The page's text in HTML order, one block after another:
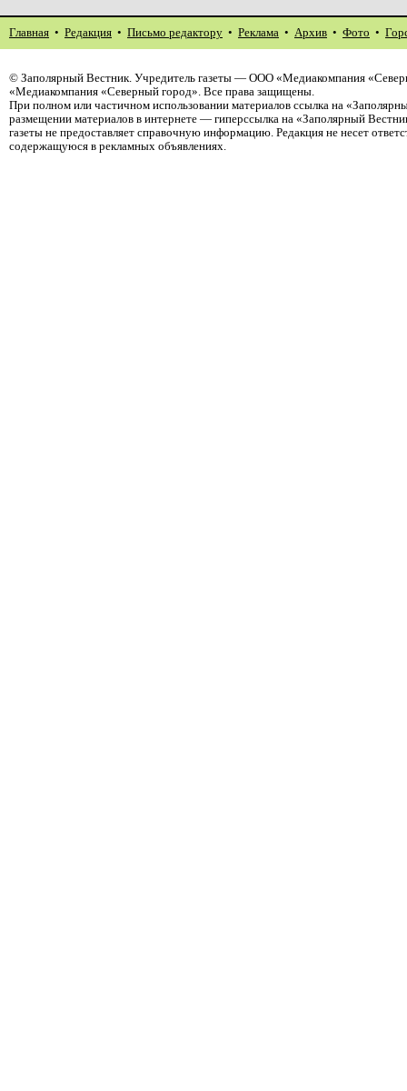
Главная • Редакция • Письмо редактору • Реклама • Архив • Фото •
© Заполярный Вестник. Учредитель газеты — ООО «Медиакомпания
«Медиакомпания «Северный город». Все права защищены.
При полном или частичном использовании материалов ссылка на
размещении материалов в интернете — гиперссылка на «Заполярный
газеты не предоставляет справочную информацию. Редакция не несет
содержащуюся в рекламных объявлениях.